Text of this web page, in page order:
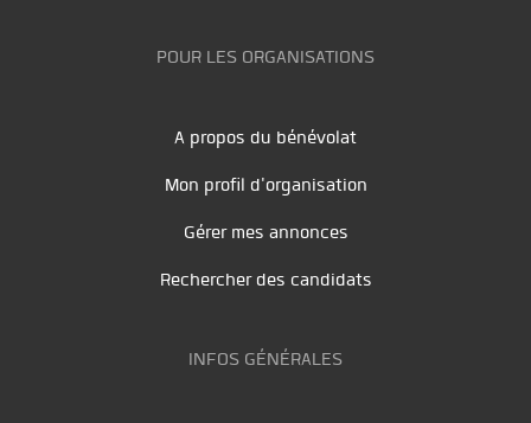
POUR LES ORGANISATIONS
A propos du bénévolat
Mon profil d'organisation
Gérer mes annonces
Rechercher des candidats
INFOS GÉNÉRALES